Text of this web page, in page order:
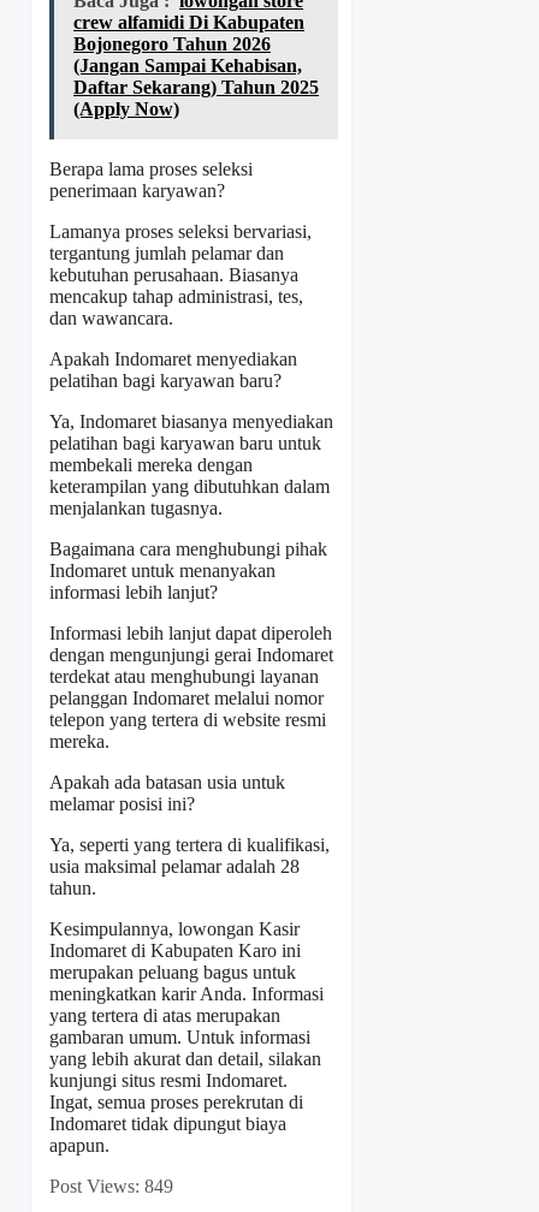
crew alfamidi Di Kabupaten
Bojonegoro Tahun 2026
(Jangan Sampai Kehabisan,
Daftar Sekarang) Tahun 2025
(Apply Now)
Berapa lama proses seleksi
penerimaan karyawan?
Lamanya proses seleksi bervariasi,
tergantung jumlah pelamar dan
kebutuhan perusahaan. Biasanya
mencakup tahap administrasi, tes,
dan wawancara.
Apakah Indomaret menyediakan
pelatihan bagi karyawan baru?
Ya, Indomaret biasanya menyediakan
pelatihan bagi karyawan baru untuk
membekali mereka dengan
keterampilan yang dibutuhkan dalam
menjalankan tugasnya.
Bagaimana cara menghubungi pihak
Indomaret untuk menanyakan
informasi lebih lanjut?
Informasi lebih lanjut dapat diperoleh
dengan mengunjungi gerai Indomaret
terdekat atau menghubungi layanan
pelanggan Indomaret melalui nomor
telepon yang tertera di website resmi
mereka.
Apakah ada batasan usia untuk
melamar posisi ini?
Ya, seperti yang tertera di kualifikasi,
usia maksimal pelamar adalah 28
tahun.
Kesimpulannya, lowongan Kasir
Indomaret di Kabupaten Karo ini
merupakan peluang bagus untuk
meningkatkan karir Anda. Informasi
yang tertera di atas merupakan
gambaran umum. Untuk informasi
yang lebih akurat dan detail, silakan
kunjungi situs resmi Indomaret.
Ingat, semua proses perekrutan di
Indomaret tidak dipungut biaya
apapun.
Post Views: 849